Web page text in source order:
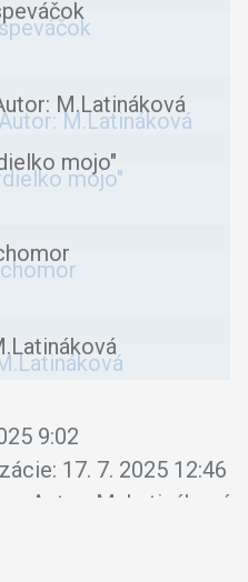
M.Latináková
mojo"
9:02
17. 7. 2025 12:46
Autor:
M. Latináková